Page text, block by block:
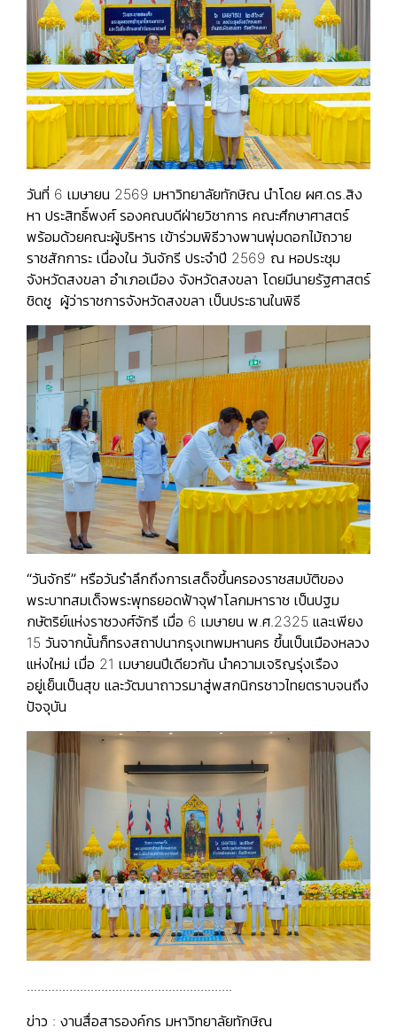
วันที่ 6 เมษายน 2569 มหาวิทยาลัยทักษิณ นำโดย ผศ.ดร.สิง
หา ประสิทธิ์พงศ์ รองคณบดีฝ่ายวิชาการ คณะศึกษาศาสตร์
พร้อมด้วยคณะผู้บริหาร เข้าร่วมพิธีวางพานพุ่มดอกไม้ถวาย
ราชสักการะ เนื่องใน วันจักรี ประจำปี 2569 ณ หอประชุม
จังหวัดสงขลา อำเภอเมือง จังหวัดสงขลา โดยมีนายรัฐศาสตร์
ชิดชู ผู้ว่าราชการจังหวัดสงขลา เป็นประธานในพิธี
“วันจักรี” หรือวันรำลึกถึงการเสด็จขึ้นครองราชสมบัติของ
พระบาทสมเด็จพระพุทธยอดฟ้าจุฬาโลกมหาราช เป็นปฐม
กษัตริย์แห่งราชวงศ์จักรี เมื่อ 6 เมษายน พ.ศ.2325 และเพียง
15 วันจากนั้นก็ทรงสถาปนากรุงเทพมหานคร ขึ้นเป็นเมืองหลวง
แห่งใหม่ เมื่อ 21 เมษายนปีเดียวกัน นำความเจริญรุ่งเรือง
อยู่เย็นเป็นสุข และวัฒนาถาวรมาสู่พสกนิกรชาวไทยตราบจนถึง
ปัจจุบัน
ข่าว : งานสื่อสารองค์กร มหาวิทยาลัยทักษิณ